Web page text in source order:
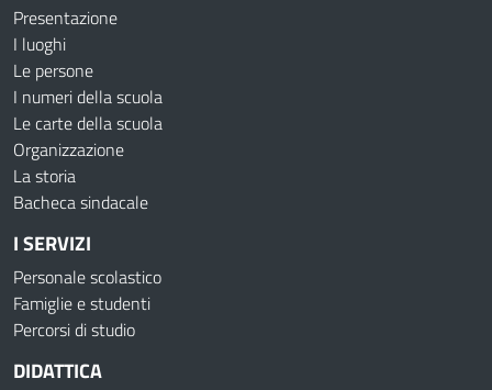
Presentazione
I luoghi
Le persone
I numeri della scuola
Le carte della scuola
Organizzazione
La storia
Bacheca sindacale
I SERVIZI
Personale scolastico
Famiglie e studenti
Percorsi di studio
DIDATTICA